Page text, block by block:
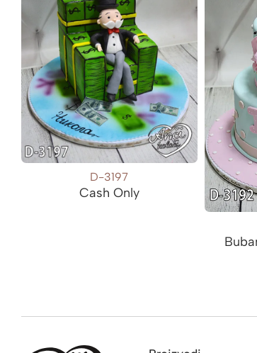
D-3197
Cash Only